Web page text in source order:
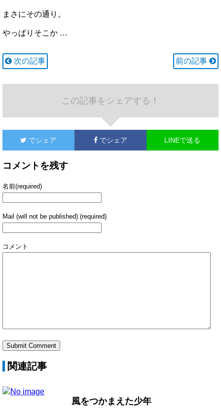
まさにその通り。
やっぱりそこか …
次の記事 前の記事
この記事をシェアする！
でシェア でシェア LINEで送る
コメントを残す
名前(required)
Mail (will not be published) (required)
コメント
関連記事
風をつかまえた少年